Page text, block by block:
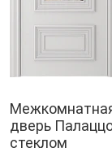
дверь
стеклом